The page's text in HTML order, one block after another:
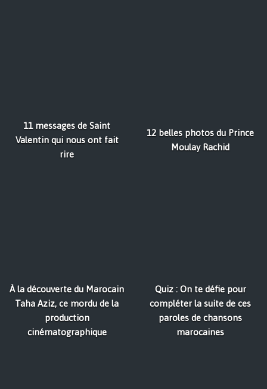
11 messages de Saint
Valentin qui nous ont fait
rire
12 belles photos du Prince
Moulay Rachid
À la découverte du Marocain
Taha Aziz, ce mordu de la
production
cinématographique
Quiz : On te défie pour
compléter la suite de ces
paroles de chansons
marocaines